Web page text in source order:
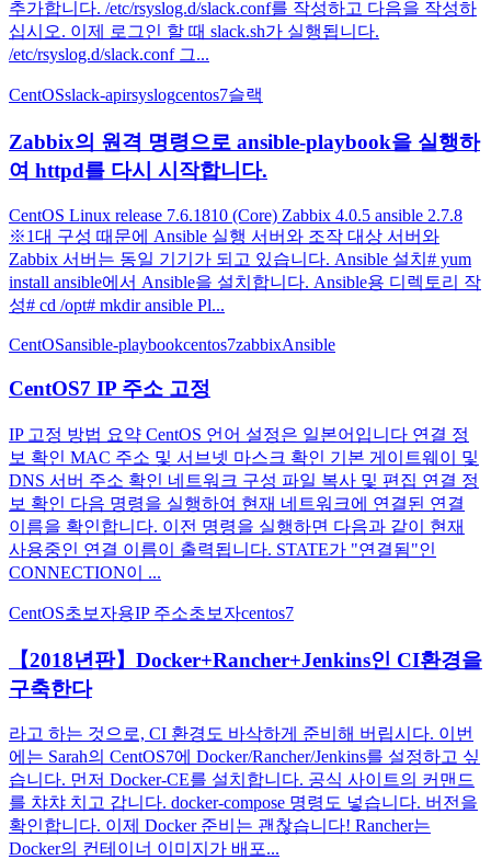
추가합니다. /etc/rsyslog.d/slack.conf를 작성하고 다음을 작성하
십시오. 이제 로그인 할 때 slack.sh가 실행됩니다.
/etc/rsyslog.d/slack.conf 그...
CentOSslack-apirsyslogcentos7슬랙
Zabbix의 원격 명령으로 ansible-playbook을 실행하
여 httpd를 다시 시작합니다.
CentOS Linux release 7.6.1810 (Core) Zabbix 4.0.5 ansible 2.7.8
※1대 구성 때문에 Ansible 실행 서버와 조작 대상 서버와
Zabbix 서버는 동일 기기가 되고 있습니다. Ansible 설치# yum
install ansible에서 Ansible을 설치합니다. Ansible용 디렉토리 작
성# cd /opt# mkdir ansible Pl...
CentOSansible-playbookcentos7zabbixAnsible
CentOS7 IP 주소 고정
IP 고정 방법 요약 CentOS 언어 설정은 일본어입니다 연결 정
보 확인 MAC 주소 및 서브넷 마스크 확인 기본 게이트웨이 및
DNS 서버 주소 확인 네트워크 구성 파일 복사 및 편집 연결 정
보 확인 다음 명령을 실행하여 현재 네트워크에 연결된 연결
이름을 확인합니다. 이전 명령을 실행하면 다음과 같이 현재
사용중인 연결 이름이 출력됩니다. STATE가 "연결됨"인
CONNECTION이 ...
CentOS초보자용IP 주소초보자centos7
【2018년판】Docker+Rancher+Jenkins인 CI환경을
구축한다
라고 하는 것으로, CI 환경도 바삭하게 준비해 버립시다. 이번
에는 Sarah의 CentOS7에 Docker/Rancher/Jenkins를 설정하고 싶
습니다. 먼저 Docker-CE를 설치합니다. 공식 사이트의 커맨드
를 챠챠 치고 갑니다. docker-compose 명령도 넣습니다. 버전을
확인합니다. 이제 Docker 준비는 괜찮습니다! Rancher는
Docker의 컨테이너 이미지가 배포...